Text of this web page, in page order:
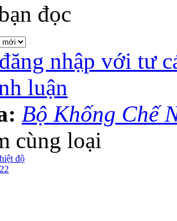
đọc
nhập với tư
luận
Bộ Khống Chế
cùng loại